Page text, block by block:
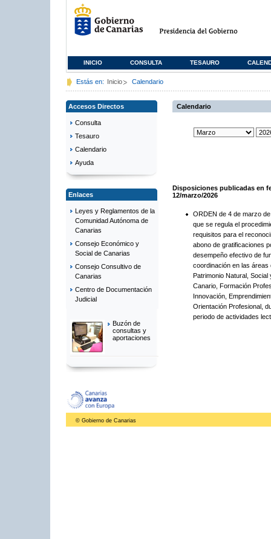
INICIO CONSULTA TESAURO
Estás en: Inicio Calendario
Accesos Directos
Consulta
Tesauro
Calendario
Ayuda
Enlaces
Leyes y Reglamentos de la
Comunidad Autónoma de
Canarias
Consejo Económico y
Social de Canarias
Consejo Consultivo de
Canarias
Centro de Documentación
Judicial
Buzón de
consultas y
aportaciones
Calendario
Disposiciones publicadas en
12/marzo/2026
ORDEN de 4 de marzo
que se regula el
requisitos para el
abono de gratificaciones
desempeño efectivo de
coordinación en las áreas
Patrimonio Natural, Social
Canario, Formación
Innovación,
Orientación Profesional,
periodo de actividades
© Gobierno de Canarias